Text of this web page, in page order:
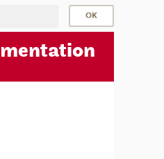
mentation